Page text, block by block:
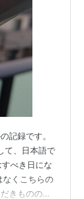
記録です。
て、日本語で
べき日にな
なくこちらの
きもののス